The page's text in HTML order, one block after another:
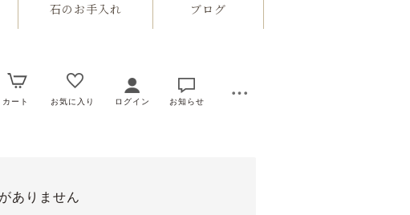
石のお手入れ ブログ
カート お気に入り ログイン お知らせ
ありません